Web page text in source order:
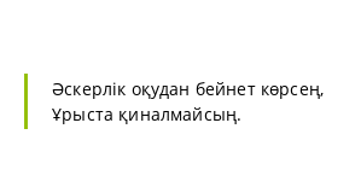
Әскерлік оқудан бейнет көрсең,
Ұрыста қиналмайсың.